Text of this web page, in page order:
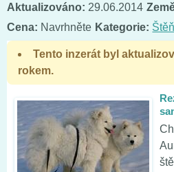
Aktualizováno: 29.06.2014
Cena: Navrhněte Kategorie:
Tento inzerát byl
rokem.